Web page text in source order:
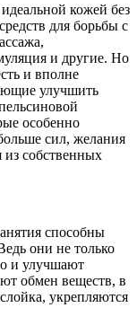
кожей без
для борьбы с
и другие. Но
и вполне
улучшить
особенно
сил, желания
из собственных
способны
они не только
и улучшают
обмен веществ, в
укрепляются